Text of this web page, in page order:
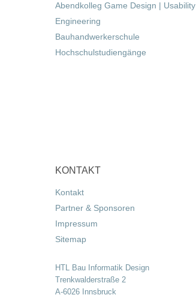
Abendkolleg Game Design | Usability
Engineering
Bauhandwerkerschule
Hochschulstudiengänge
KONTAKT
Kontakt
Partner & Sponsoren
Impressum
Sitemap
HTL Bau Informatik Design
Trenkwalderstraße 2
A-6026 Innsbruck